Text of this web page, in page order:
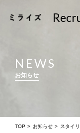
お知らせ
サロン一覧
NEWS
お知らせ
TOP お知らせ スタイ